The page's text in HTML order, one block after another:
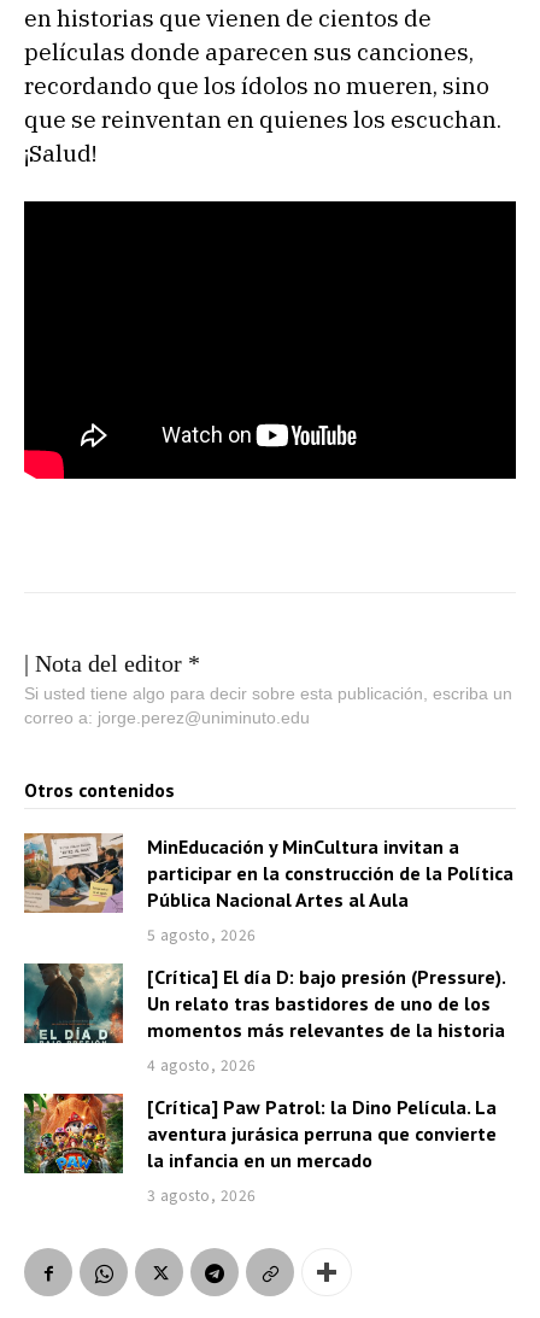
en historias que vienen de cientos de
películas donde aparecen sus canciones,
recordando que los ídolos no mueren, sino
que se reinventan en quienes los escuchan.
¡Salud!
| Nota del editor *
Si usted tiene algo para decir sobre esta publicación, escriba un
correo a: jorge.perez@uniminuto.edu
Otros contenidos
MinEducación y MinCultura invitan a
participar en la construcción de la Política
Pública Nacional Artes al Aula
5 agosto, 2026
[Crítica] El día D: bajo presión (Pressure).
Un relato tras bastidores de uno de los
momentos más relevantes de la historia
4 agosto, 2026
[Crítica] Paw Patrol: la Dino Película. La
aventura jurásica perruna que convierte
la infancia en un mercado
3 agosto, 2026